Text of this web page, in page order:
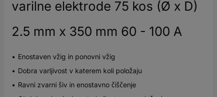
varilne elektrode 75 kos (Ø x D)
2.5 mm x 350 mm 60 - 100 A
Enostaven vžig in ponovni vžig
Dobra varljivost v katerem koli položaju
Ravni zvarni šiv in enostavno čiščenje